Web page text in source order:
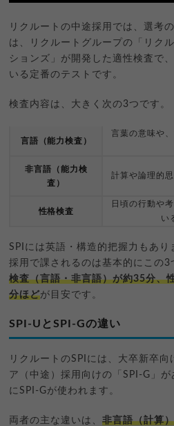
リクルートの中途採用では、選考
は、リクルートグループの「リク
ションズ」が開発した適性検査で
いる定番のテストです。
検査内容は、大きく次の3つです。
言語（能力検査）
言葉の意味や
非言語（能力検
査）
計算や論理的
性格検査
日頃の行動や
い
SPIには英語・構造的把握力もあり
採用で課されるのは基本的にこの
検査（言語・非言語）が約35分、
分ほどが目安です。
SPI-UとSPI-Gの違い
リクルートのSPIには、大卒新卒向
ア（中途）採用向けの「SPI-G」
にSPI-Gが使われます。
両者の主な違いは、非言語（計算